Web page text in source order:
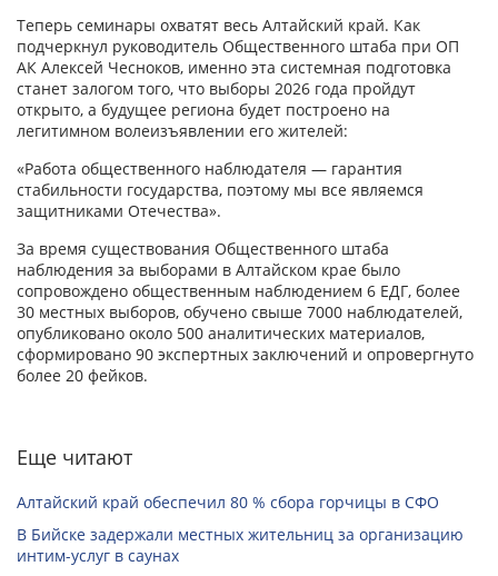
Теперь семинары охватят весь Алтайский край. Как
подчеркнул руководитель Общественного штаба при ОП
АК Алексей Чесноков, именно эта системная подготовка
станет залогом того, что выборы 2026 года пройдут
открыто, а будущее региона будет построено на
легитимном волеизъявлении его жителей:
«Работа общественного наблюдателя — гарантия
стабильности государства, поэтому мы все являемся
защитниками Отечества».
За время существования Общественного штаба
наблюдения за выборами в Алтайском крае было
сопровождено общественным наблюдением 6 ЕДГ, более
30 местных выборов, обучено свыше 7000 наблюдателей,
опубликовано около 500 аналитических материалов,
сформировано 90 экспертных заключений и опровергнуто
более 20 фейков.
Еще читают
Алтайский край обеспечил 80 % сбора горчицы в СФО
В Бийске задержали местных жительниц за организацию
интим-услуг в саунах